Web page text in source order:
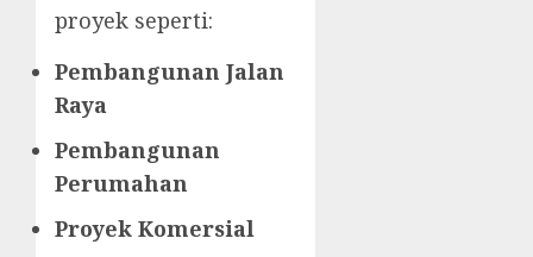
proyek seperti:
Pembangunan Jalan
Raya
Pembangunan
Perumahan
Proyek Komersial